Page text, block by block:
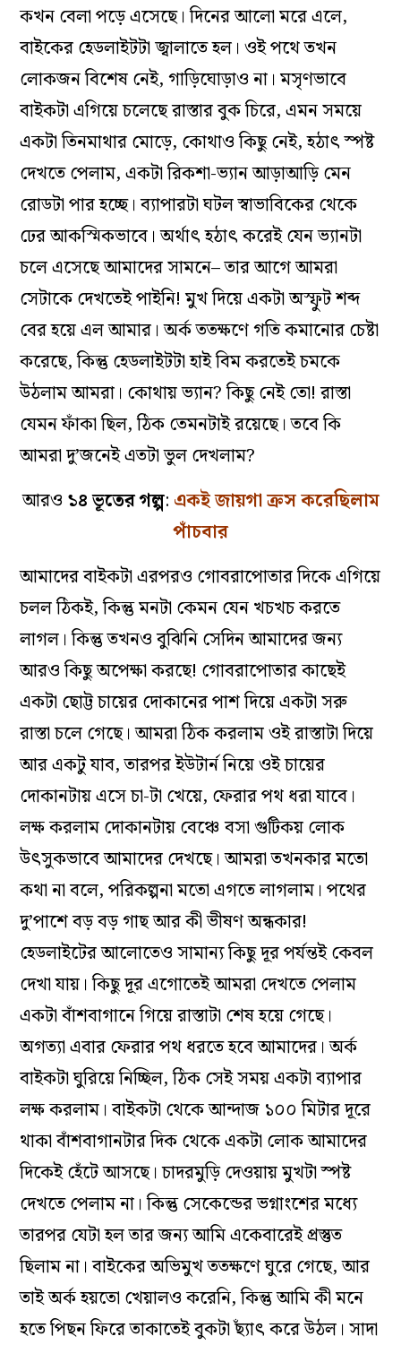
কখন বেলা পড়ে এসেছে। দিনের আলো মরে এলে,
বাইকের হেডলাইটটা জ্বালাতে হল। ওই পথে তখন
লোকজন বিশেষ নেই, গাড়িঘোড়াও না। মসৃণভাবে
বাইকটা এগিয়ে চলেছে রাস্তার বুক চিরে, এমন সময়ে
একটা তিনমাথার মোড়ে, কোথাও কিছু নেই, হঠাৎ স্পষ্ট
দেখতে পেলাম, একটা রিকশা-ভ্যান আড়াআড়ি মেন
রোডটা পার হচ্ছে। ব্যাপারটা ঘটল স্বাভাবিকের থেকে
ঢের আকস্মিকভাবে। অর্থাৎ হঠাৎ করেই যেন ভ্যানটা
চলে এসেছে আমাদের সামনে– তার আগে আমরা
সেটাকে দেখতেই পাইনি! মুখ দিয়ে একটা অস্ফুট শব্দ
বের হয়ে এল আমার। অর্ক ততক্ষণে গতি কমানোর চেষ্টা
করেছে, কিন্তু হেডলাইটটা হাই বিম করতেই চমকে
উঠলাম আমরা। কোথায় ভ্যান? কিছু নেই তো! রাস্তা
যেমন ফাঁকা ছিল, ঠিক তেমনটাই রয়েছে। তবে কি
আমরা দু’জনেই এতটা ভুল দেখলাম?
আরও ১৪ ভূতের গল্প: একই জায়গা ক্রস করেছিলাম
পাঁচবার
আমাদের বাইকটা এরপরও গোবরাপোতার দিকে এগিয়ে
চলল ঠিকই, কিন্তু মনটা কেমন যেন খচখচ করতে
লাগল। কিন্তু তখনও বুঝিনি সেদিন আমাদের জন্য
আরও কিছু অপেক্ষা করছে! গোবরাপোতার কাছেই
একটা ছোট্ট চায়ের দোকানের পাশ দিয়ে একটা সরু
রাস্তা চলে গেছে। আমরা ঠিক করলাম ওই রাস্তাটা দিয়ে
আর একটু যাব, তারপর ইউটার্ন নিয়ে ওই চায়ের
দোকানটায় এসে চা-টা খেয়ে, ফেরার পথ ধরা যাবে।
লক্ষ করলাম দোকানটায় বেঞ্চে বসা গুটিকয় লোক
উৎসুকভাবে আমাদের দেখছে। আমরা তখনকার মতো
কথা না বলে, পরিকল্পনা মতো এগতে লাগলাম। পথের
দু’পাশে বড় বড় গাছ আর কী ভীষণ অন্ধকার!
হেডলাইটের আলোতেও সামান্য কিছু দূর পর্যন্তই কেবল
দেখা যায়। কিছু দূর এগোতেই আমরা দেখতে পেলাম
একটা বাঁশবাগানে গিয়ে রাস্তাটা শেষ হয়ে গেছে।
অগত্যা এবার ফেরার পথ ধরতে হবে আমাদের। অর্ক
বাইকটা ঘুরিয়ে নিচ্ছিল, ঠিক সেই সময় একটা ব্যাপার
লক্ষ করলাম। বাইকটা থেকে আন্দাজ ১০০ মিটার দূরে
থাকা বাঁশবাগানটার দিক থেকে একটা লোক আমাদের
দিকেই হেঁটে আসছে। চাদরমুড়ি দেওয়ায় মুখটা স্পষ্ট
দেখতে পেলাম না। কিন্তু সেকেন্ডের ভগ্নাংশের মধ্যে
তারপর যেটা হল তার জন্য আমি একেবারেই প্রস্তুত
ছিলাম না। বাইকের অভিমুখ ততক্ষণে ঘুরে গেছে, আর
তাই অর্ক হয়তো খেয়ালও করেনি, কিন্তু আমি কী মনে
হতে পিছন ফিরে তাকাতেই বুকটা ছ্যাঁৎ করে উঠল। সাদা